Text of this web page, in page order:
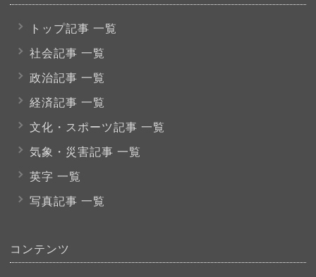
トップ記事 一覧
社会記事 一覧
政治記事 一覧
経済記事 一覧
文化・スポーツ記事 一覧
気象・災害記事 一覧
英字 一覧
写真記事 一覧
コンテンツ